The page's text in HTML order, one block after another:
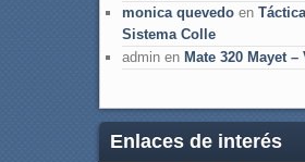
monica quevedoen
Sistema Colle
adminen Mate 320 Mayet
Enlaces de interés